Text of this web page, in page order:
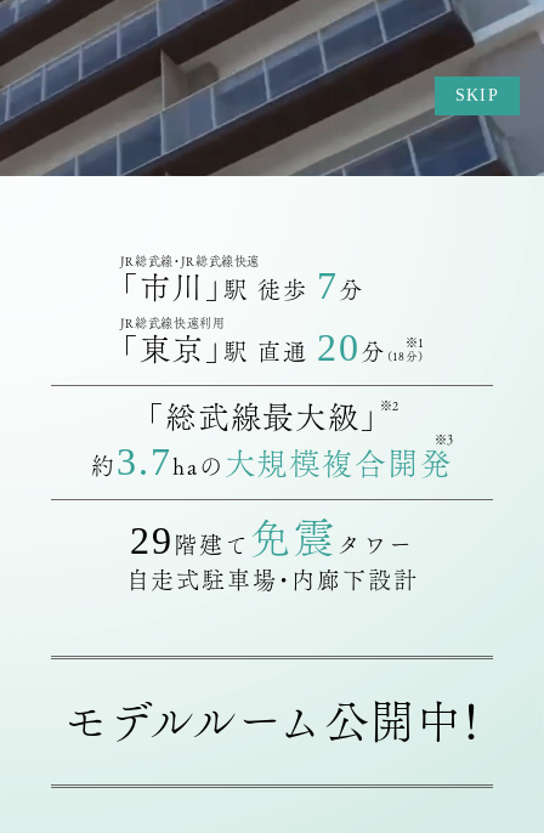
SKIP
JR総武線・JR総武線快速
「市川」 駅 徒歩 7 分
JR総武線快速利用
「東京」 駅 直通 20 分 （18分）
※1
「総武線最大級」 ※2
約 3.7haの 大規模複合開発
※3
29 階建て 免震 タワー
自走式駐車場・内廊下設計
モデルルーム公開中！